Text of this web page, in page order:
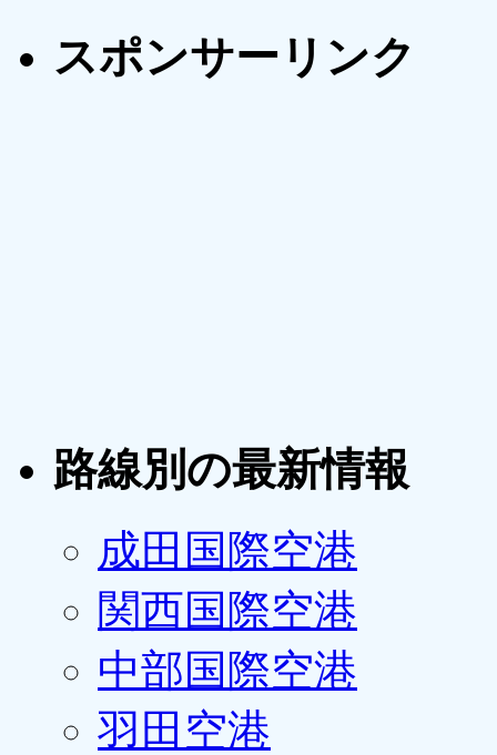
スポンサーリンク
路線別の最新情報
成田国際空港
関西国際空港
中部国際空港
羽田空港